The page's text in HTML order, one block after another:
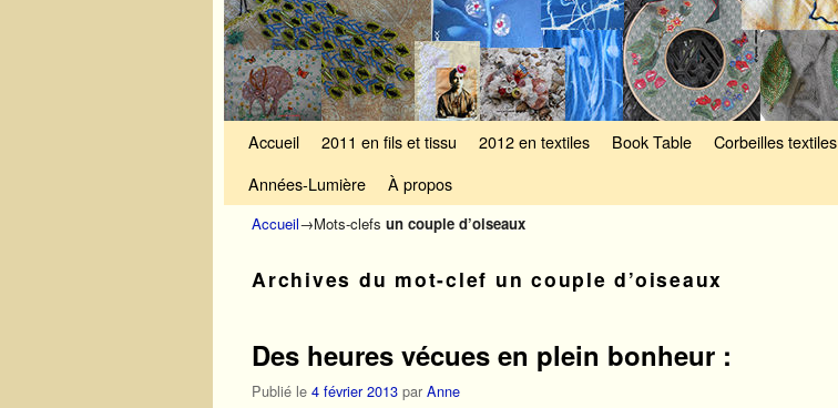
Accueil 2011 en fils et tissu 2012 en textiles Book Table Corbeilles textiles
Années-Lumière
À propos
Accueil→Mots-clefs un couple d’oiseaux
Archives du mot-clef un couple d’oiseaux
Des heures vécues en plein bonheur :
Publié le 4 février 2013 par Anne